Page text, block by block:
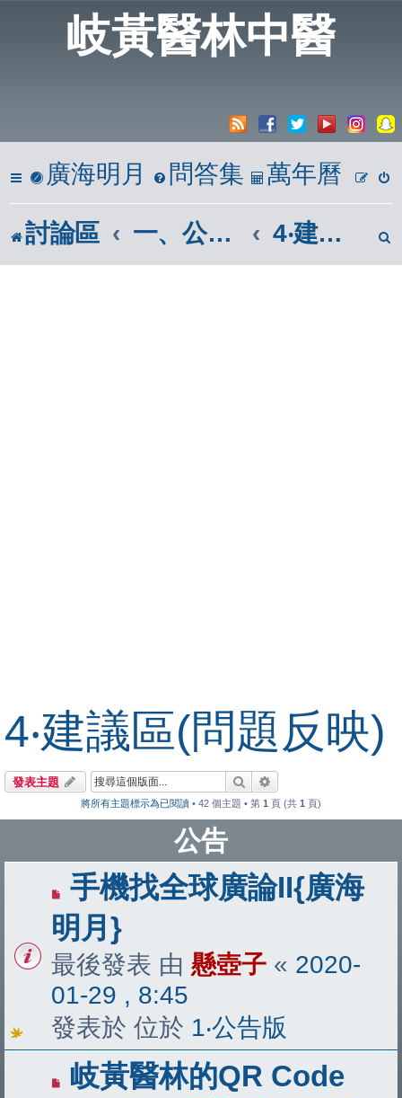
岐黃醫林中醫
廣海明月 問答集 萬年曆
討論區 一、公開亭 4‧建議區(問題反映)
4‧建議區(問題反映)
發表主題 搜尋
將所有主題標示為已閱讀 • 42 個主題 • 第 1 頁 (共 1 頁)
公告
手機找全球廣論II{廣海
明月}
最後發表 由 懸壺子 « 2020-
01-29 , 8:45
發表於 位於 1‧公告版
岐黃醫林的QR Code